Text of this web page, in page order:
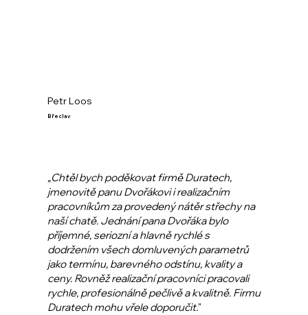
Petr Loos
Břeclav
„Chtěl bych poděkovat firmě Duratech,
jmenovitě panu Dvořákovi i realizačním
pracovníkům za provedený nátěr střechy na
naší chatě. Jednání pana Dvořáka bylo
příjemné, seriozní a hlavně rychlé s
dodržením všech domluvených parametrů
jako termínu, barevného odstínu, kvality a
ceny. Rovněž realizační pracovníci pracovali
rychle, profesionálně pečlivě a kvalitně. Firmu
Duratech mohu vřele doporučit."